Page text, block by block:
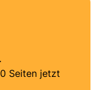
Seiten jetzt